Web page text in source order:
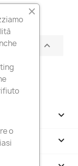
all'inizio 


o